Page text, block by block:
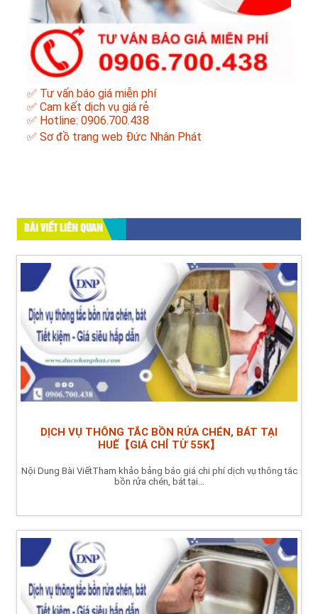
✅ Tư vấn báo giá miễn phí
✅ Cam kết dịch vụ giá rẻ
✅ Hotline: 0906.700.438
✅ Sơ đồ trang web Đức Nhân Phát
BÀI VIẾT LIÊN QUAN
DỊCH VỤ THÔNG TẮC BỒN RỬA CHÉN, BÁT TẠI
HUẾ【GIÁ CHỈ TỪ 55K】
Nội Dung Bài ViếtTham khảo bảng báo giá chi phí dịch vụ thông tắc
bồn rửa chén, bát tại...